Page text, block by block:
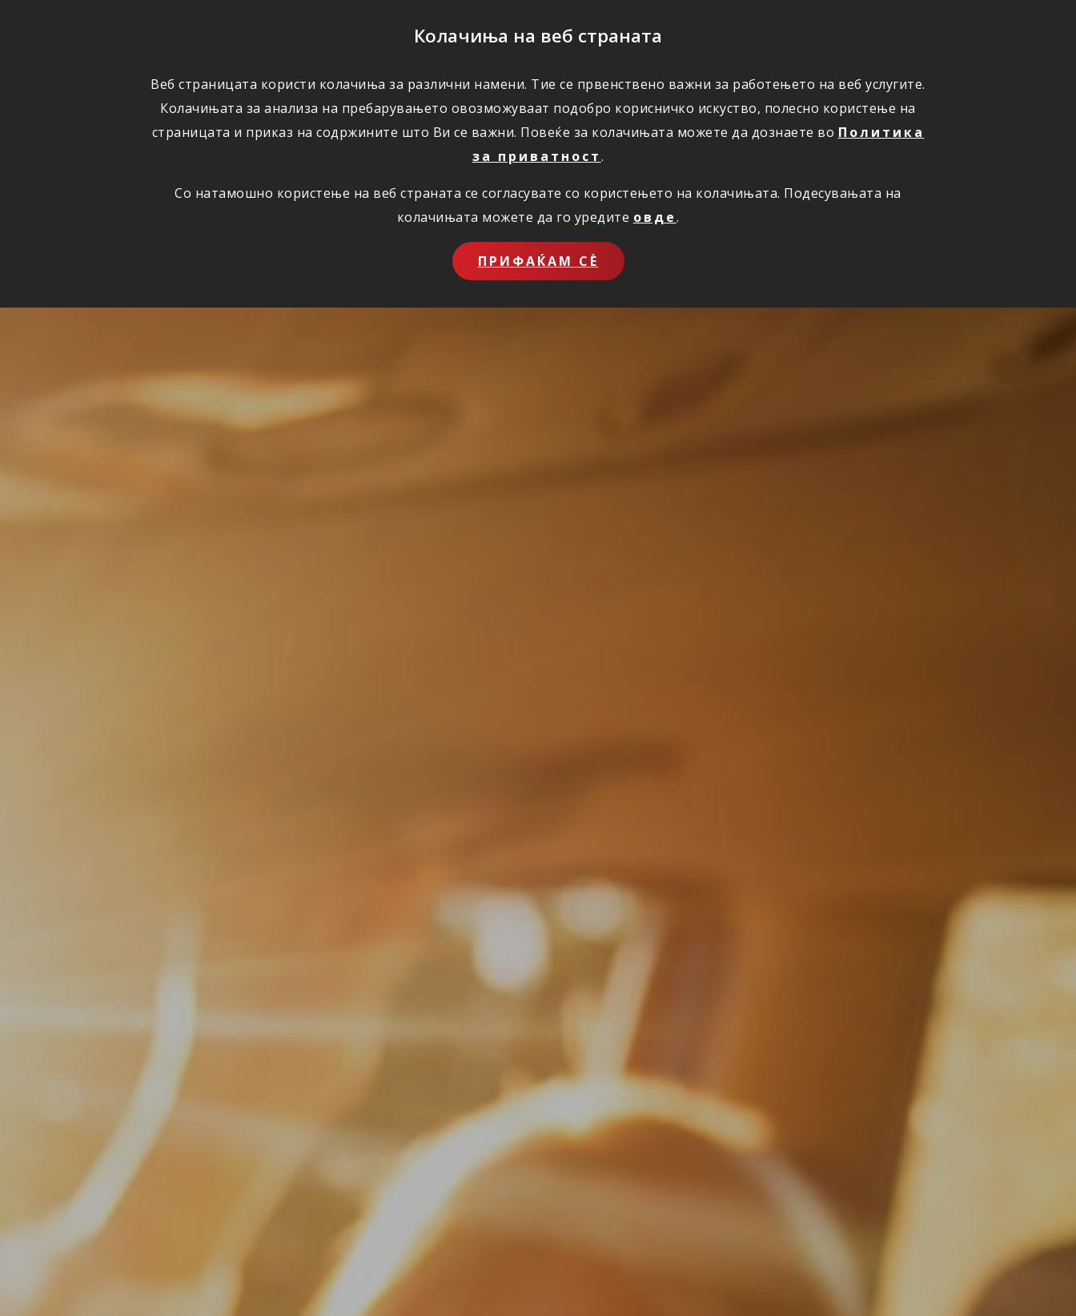
Колачиња на веб страната
Веб страницата користи колачиња за различни намени. Тие се првенствено важни за работењето на веб услугите.
Колачињата за анализа на пребарувањето овозможуваат подобро корисничко искуство, полесно користење на
страницата и приказ на содржините што Ви се важни. Повеќе за колачињата можете да дознаете во Политика
за приватност.
Со натамошно користење на веб страната се согласувате со користењето на колачињата. Подесувањата на
колачињата можете да го уредите овде.
ПРИФАЌАМ СЀ
ОСИГУРУВАЊЕ ШТЕТИ ПОВОЛНОСТИ КОРИСНО ЗА НАС ОНЛАЈН ПРИЈАВИ ШТЕТА